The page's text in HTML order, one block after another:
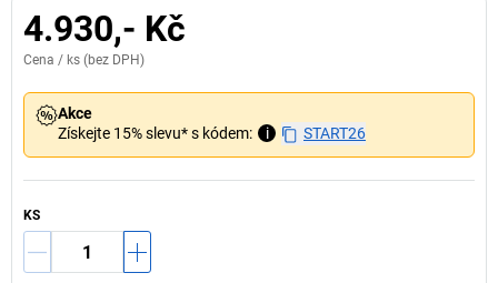
4.930,- Kč
Cena / ks (bez DPH)
Akce
Získejte 15% slevu* s kódem:
i START26
KS